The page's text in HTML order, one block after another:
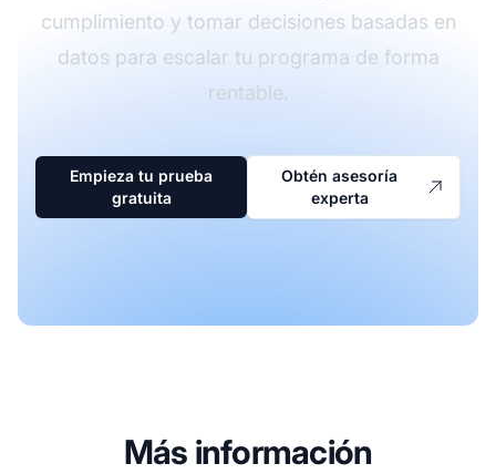
cumplimiento y tomar decisiones basadas en
datos para escalar tu programa de forma
rentable.
Empieza tu prueba
gratuita
Obtén asesoría
experta
Más información